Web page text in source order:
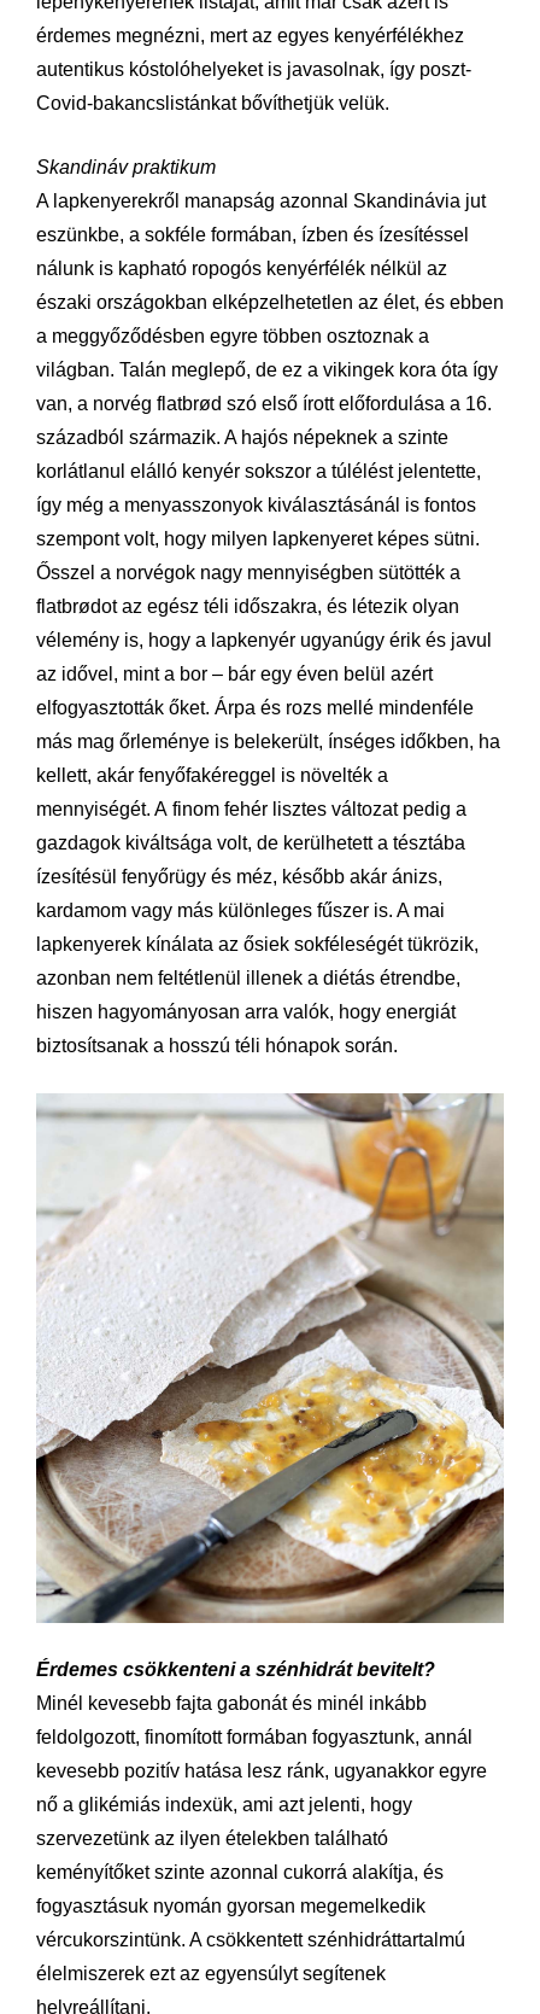
érdemes megnézni, mert az egyes kenyérfélékhez
autentikus kóstolóhelyeket is javasolnak, így poszt-
Covid-bakancslistánkat bővíthetjük velük.
Skandináv praktikum
A lapkenyerekről manapság azonnal Skandinávia jut
eszünkbe, a sokféle formában, ízben és ízesítéssel
nálunk is kapható ropogós kenyérfélék nélkül az
északi országokban elképzelhetetlen az élet, és ebben
a meggyőződésben egyre többen osztoznak a
világban. Talán meglepő, de ez a vikingek kora óta így
van, a norvég flatbrød szó első írott előfordulása a 16.
századból származik. A hajós népeknek a szinte
korlátlanul elálló kenyér sokszor a túlélést jelentette,
így még a menyasszonyok kiválasztásánál is fontos
szempont volt, hogy milyen lapkenyeret képes sütni.
Ősszel a norvégok nagy mennyiségben sütötték a
flatbrødot az egész téli időszakra, és létezik olyan
vélemény is, hogy a lapkenyér ugyanúgy érik és javul
az idővel, mint a bor – bár egy éven belül azért
elfogyasztották őket. Árpa és rozs mellé mindenféle
más mag őrleménye is belekerült, ínséges időkben, ha
kellett, akár fenyőfakéreggel is növelték a
mennyiségét. A finom fehér lisztes változat pedig a
gazdagok kiváltsága volt, de kerülhetett a tésztába
ízesítésül fenyőrügy és méz, később akár ánizs,
kardamom vagy más különleges fűszer is. A mai
lapkenyerek kínálata az ősiek sokféleségét tükrözik,
azonban nem feltétlenül illenek a diétás étrendbe,
hiszen hagyományosan arra valók, hogy energiát
biztosítsanak a hosszú téli hónapok során.
Érdemes csökkenteni a szénhidrát bevitelt?
Minél kevesebb fajta gabonát és minél inkább
feldolgozott, finomított formában fogyasztunk, annál
kevesebb pozitív hatása lesz ránk, ugyanakkor egyre
nő a glikémiás indexük, ami azt jelenti, hogy
szervezetünk az ilyen ételekben található
keményítőket szinte azonnal cukorrá alakítja, és
fogyasztásuk nyomán gyorsan megemelkedik
vércukorszintünk. A csökkentett szénhidráttartalmú
élelmiszerek ezt az egyensúlyt segítenek
helyreállítani.